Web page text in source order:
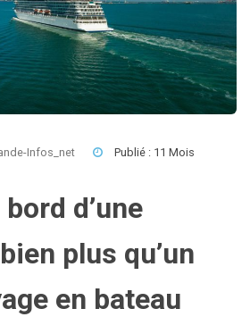
Infos_net Publié : 11 Mois
d’une
plus qu’un
en bateau